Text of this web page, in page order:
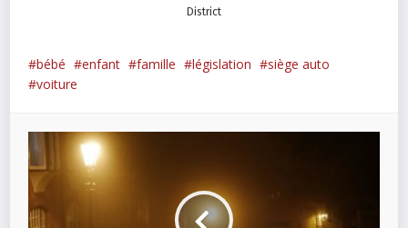
District
bébé enfant famille législation
siège auto
voiture